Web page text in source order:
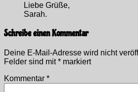
Liebe Grüße,
Sarah.
Schreibe einen Kommentar
Deine E-Mail-Adresse wird nicht
Felder sind mit* markiert
Kommentar *